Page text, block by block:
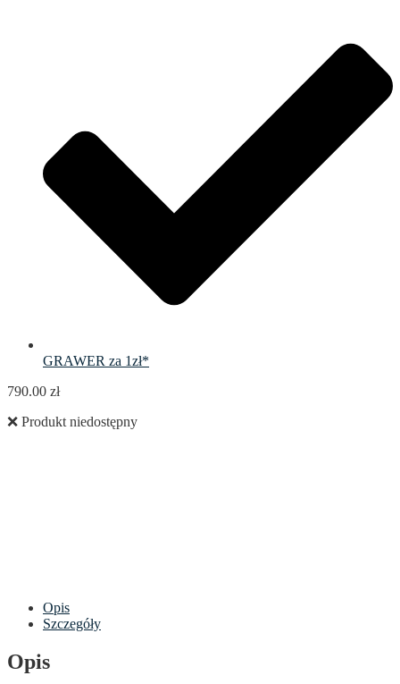
GRAWER za 1zł*
790.00 zł
❌ Produkt niedostępny
Opis
Szczegóły
Opis